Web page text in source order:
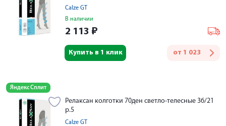
Calze GT
В наличии
2 113 ₽
от 1 023
Купить в 1 клик
Яндекс Сплит
Релаксан колготки 70ден светло-телесные 36/21
р.5
Calze GT